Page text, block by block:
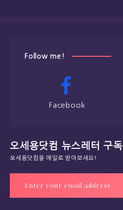
Follow me!
Facebook
오세용닷컴 뉴스레터 구독
오세용닷컴을 메일로 받아보세요!